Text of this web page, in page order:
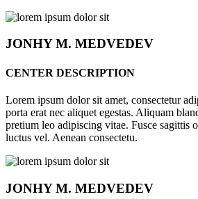
JONHYM. MEDVEDEV
CENTER DESCRIPTION
Lorem ipsum dolor sit amet, consectetur
porta erat nec aliquet egestas. Aliquam
pretium leo adipiscing vitae. Fusce sagittis
luctus vel. Aenean consectetu.
JONHYM. MEDVEDEV